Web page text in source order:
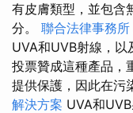
有皮膚類型，並包含
分。 聯合法律事務所
UVA和UVB射線，以
投票贊成這種產品，
提供保護，因此在污
解決方案 UVA和